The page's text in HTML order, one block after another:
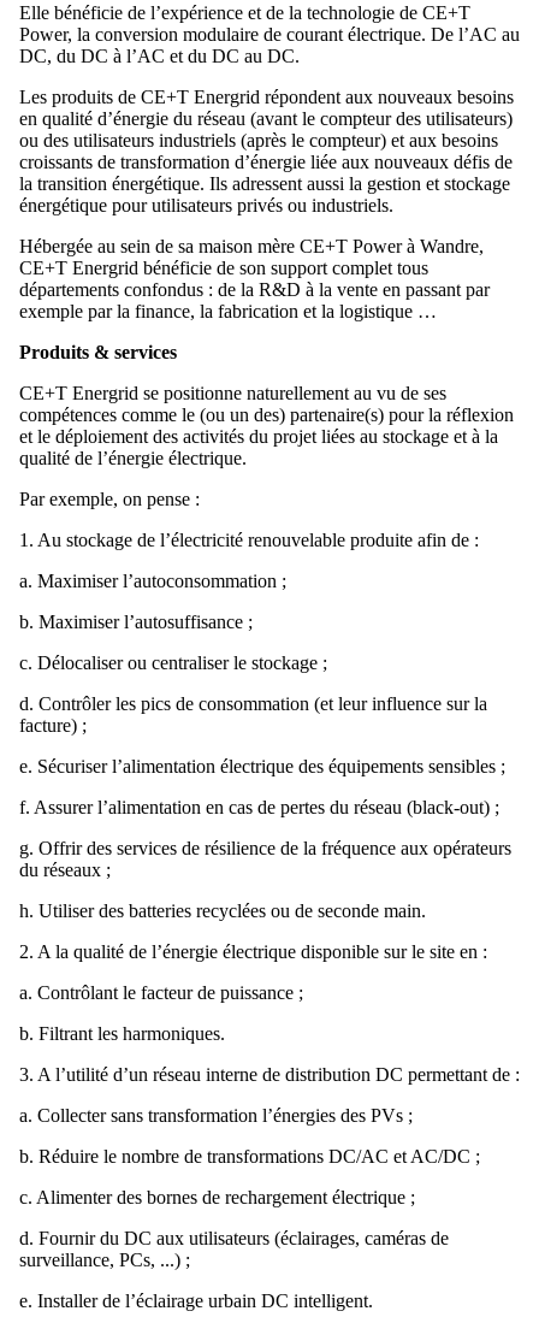
Elle bénéficie de l’expérience et de la technologie de CE+T
Power, la conversion modulaire de courant électrique. De l’AC au
DC, du DC à l’AC et du DC au DC.
Les produits de CE+T Energrid répondent aux nouveaux besoins
en qualité d’énergie du réseau (avant le compteur des utilisateurs)
ou des utilisateurs industriels (après le compteur) et aux besoins
croissants de transformation d’énergie liée aux nouveaux défis de
la transition énergétique. Ils adressent aussi la gestion et stockage
énergétique pour utilisateurs privés ou industriels.
Hébergée au sein de sa maison mère CE+T Power à Wandre,
CE+T Energrid bénéficie de son support complet tous
départements confondus : de la R&D à la vente en passant par
exemple par la finance, la fabrication et la logistique …
Produits & services
CE+T Energrid se positionne naturellement au vu de ses
compétences comme le (ou un des) partenaire(s) pour la réflexion
et le déploiement des activités du projet liées au stockage et à la
qualité de l’énergie électrique.
Par exemple, on pense :
1. Au stockage de l’électricité renouvelable produite afin de :
a. Maximiser l’autoconsommation ;
b. Maximiser l’autosuffisance ;
c. Délocaliser ou centraliser le stockage ;
d. Contrôler les pics de consommation (et leur influence sur la
facture) ;
e. Sécuriser l’alimentation électrique des équipements sensibles ;
f. Assurer l’alimentation en cas de pertes du réseau (black-out) ;
g. Offrir des services de résilience de la fréquence aux opérateurs
du réseaux ;
h. Utiliser des batteries recyclées ou de seconde main.
2. A la qualité de l’énergie électrique disponible sur le site en :
a. Contrôlant le facteur de puissance ;
b. Filtrant les harmoniques.
3. A l’utilité d’un réseau interne de distribution DC permettant de :
a. Collecter sans transformation l’énergies des PVs ;
b. Réduire le nombre de transformations DC/AC et AC/DC ;
c. Alimenter des bornes de rechargement électrique ;
d. Fournir du DC aux utilisateurs (éclairages, caméras de
surveillance, PCs, ...) ;
e. Installer de l’éclairage urbain DC intelligent.